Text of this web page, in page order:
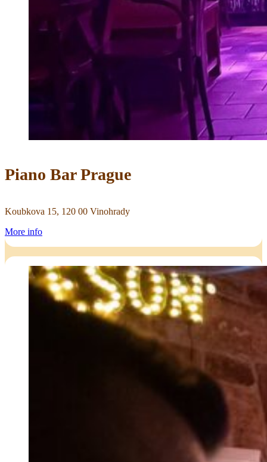
Piano Bar Prague
Koubkova 15, 120 00 Vinohrady
More info